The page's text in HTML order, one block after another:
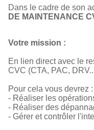
Dans le cadre de son
DE MAINTENANCE
Votre mission :
En lien direct avec le
CVC (CTA, PAC,
Pour cela vous devrez :
- Réaliser les
- Réaliser des
- Gérer et contrôler